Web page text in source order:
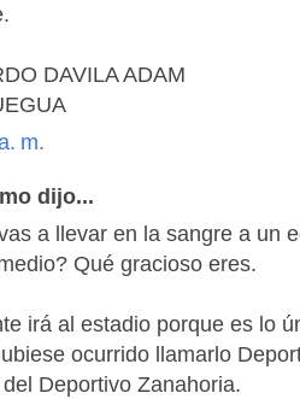
DAVILA ADAM
m.
dijo...
a llevar en la sangre a un
Qué gracioso eres.
irá al estadio porque es lo
ocurrido llamarlo
Deportivo Zanahoria.